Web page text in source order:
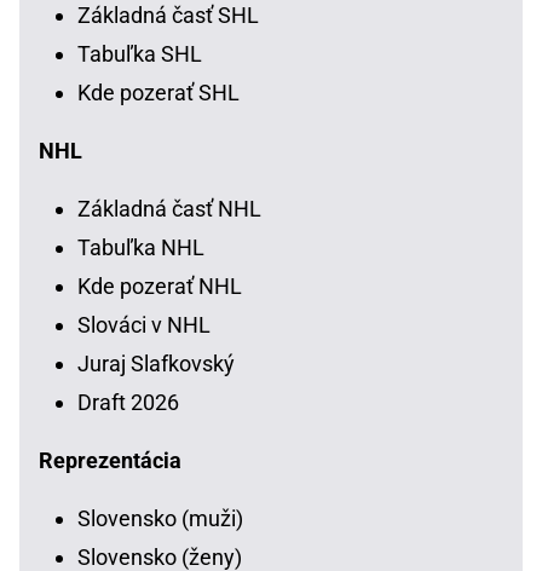
Základná časť SHL
Tabuľka SHL
Kde pozerať SHL
NHL
Základná časť NHL
Tabuľka NHL
Kde pozerať NHL
Slováci v NHL
Juraj Slafkovský
Draft 2026
Reprezentácia
Slovensko (muži)
Slovensko (ženy)